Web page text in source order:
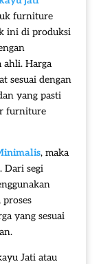
furniture
ini di produksi
ahli. Harga
sesuai dengan
yang pasti
furniture
, maka
Dari segi
yang sesuai
Jati atau